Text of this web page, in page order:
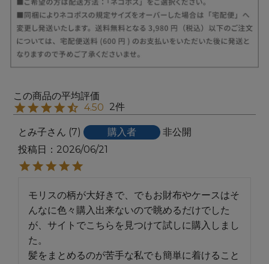
4.50 2
とみ子 7 購入者
非公開
投稿日
2026/06/21
モリスの柄が大好きで、でもお財布やケースはそ
んなに色々購入出来ないので眺めるだけでした
が、サイトでこちらを見つけて試しに購入しまし
た。
髪をまとめるのが苦手な私でも簡単に着けること